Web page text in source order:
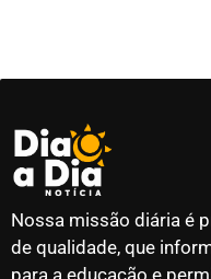
Nossa missão diária é
de qualidade, que